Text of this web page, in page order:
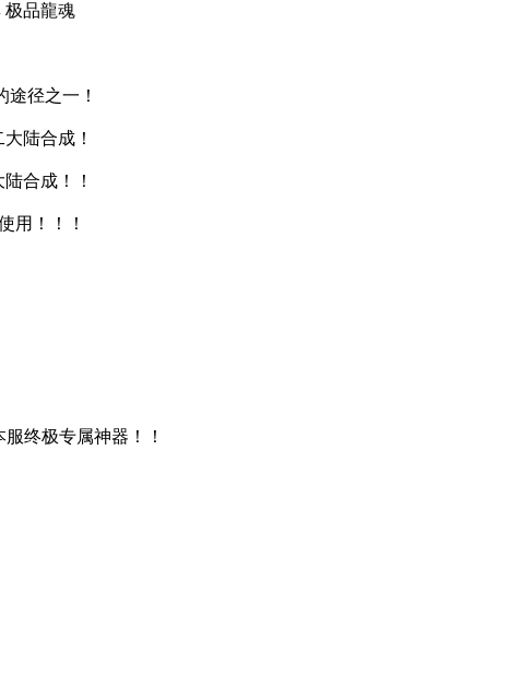
极品龍魂
径之一！
陆合成！
合成！！
用！！！
终极专属神器！！